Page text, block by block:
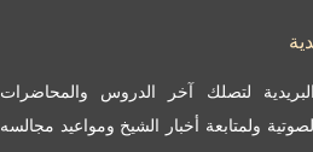
البريدية لتصلك آخر الدروس والمحاضرات
ولمتابعة أخبار الشيخ ومواعيد مجالسه